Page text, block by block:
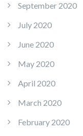
September 2020
July 2020
June 2020
May 2020
April 2020
March 2020
February 2020